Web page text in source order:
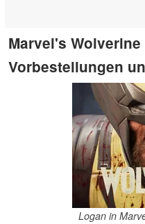
Marvel's
Vorbestellungen
Logan in